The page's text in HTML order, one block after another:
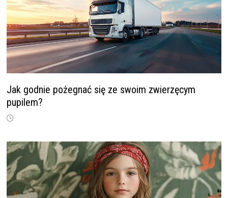
Jak godnie pożegnać się ze swoim zwierzęcym
pupilem?